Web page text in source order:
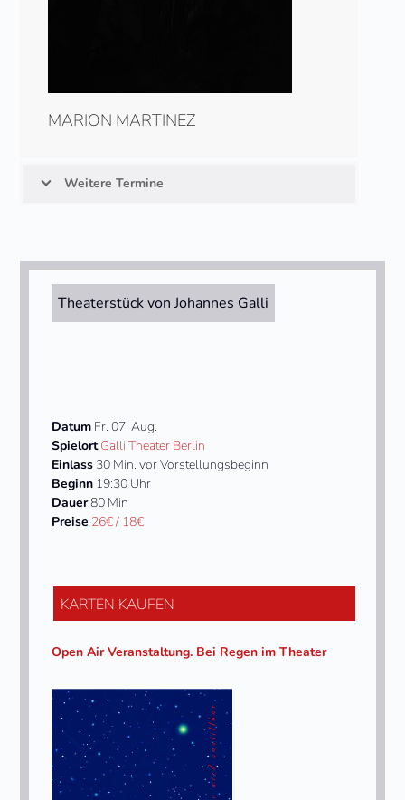
MARION MARTINEZ
Weitere Termine
Theaterstück von Johannes Galli
Datum Fr. 07. Aug.
SpielortGalli Theater Berlin
Einlass 30 Min. vor Vorstellungsbeginn
Beginn 19:30 Uhr
Dauer80 Min
Preise 26€ / 18€
KARTEN KAUFEN
Open Air Veranstaltung. Bei Regen im Theater